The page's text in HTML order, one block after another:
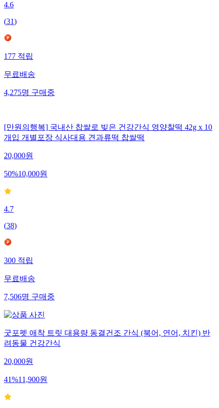
4.6
(31)
177 적립
무료배송
4,275명 구매중
[만원의행복] 국내산 찹쌀로 빚은 건강간식 영양찰떡 42g x 10
개입 개별포장 식사대용 견과류떡 찹쌀떡
20,000원
50%10,000원
4.7
(38)
300적립
무료배송
7,506명구매중
굿포펫 애착 트릿 대용량 동결건조 간식 (북어, 연어, 치킨) 반
려동물 건강간식
20,000원
41%11,900원